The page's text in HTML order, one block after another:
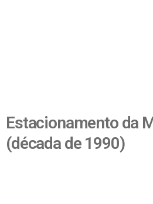
Estacionamento da
(década de 1990)